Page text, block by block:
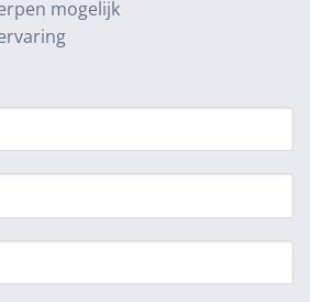
mogelijk